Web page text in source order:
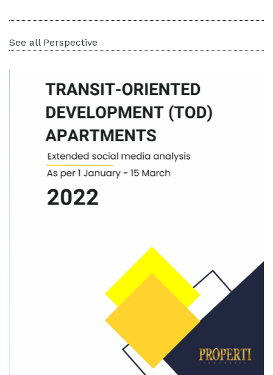
See all Perspective